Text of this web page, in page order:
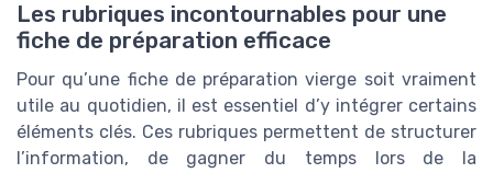
Les rubriques incontournables pour une
fiche de préparation efficace
Pour qu’une fiche de préparation vierge soit vraiment
utile au quotidien, il est essentiel d’y intégrer certains
éléments clés. Ces rubriques permettent de structurer
l’information, de gagner du temps lors de la